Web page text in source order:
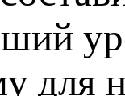
для